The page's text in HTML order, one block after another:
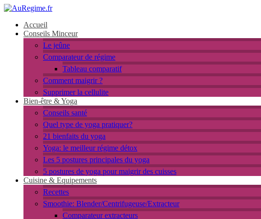
Accueil
Conseils Minceur
Le jeûne
Comparateur de régime
Tableau comparatif
Comment maigrir ?
Supprimer la cellulite
Bien-être & Yoga
Conseils santé
Quel type de yoga pratiquer?
21 bienfaits du yoga
Yoga: le meilleur régime détox
Les 5 postures principales du yoga
5 postures de yoga pour maigrir des cuisses
Cuisine & Equipements
Recettes
Smoothie: Blender/Centrifugeuse/Extracteur
Comparateur extracteurs